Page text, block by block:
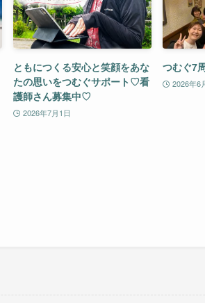
ともにつくる安心と笑顔をあな
たの思いをつむぐサポート♡看
護師さん募集中♡
2026年7月1日
つむぐ7
2026年6